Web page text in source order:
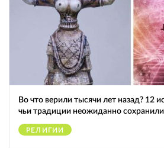
Во что верили тысячи лет назад? 12
чьи традиции неожиданно
РЕЛИГИИ